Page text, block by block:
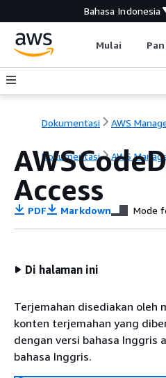
Bahasa Indonesia
Mulai
Dokumentasi AWS
Dokumentasi AWS
Access
PDF Markdown Mode
Di halaman ini
Terjemahan disediakan oleh
konten terjemahan yang
dengan versi bahasa Inggris
bahasa Inggris.